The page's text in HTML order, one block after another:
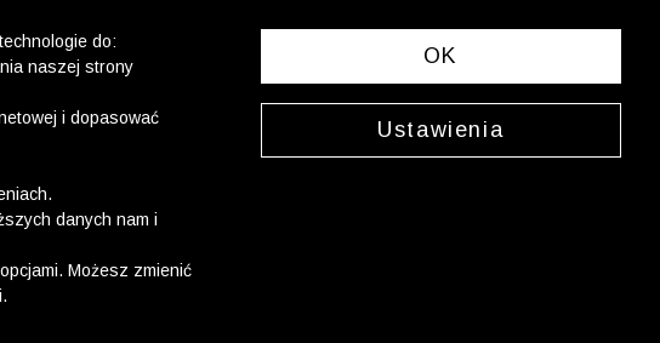
do:
naszej strony
i dopasować
danych nam i
Możesz zmienić
OK
Ustawienia